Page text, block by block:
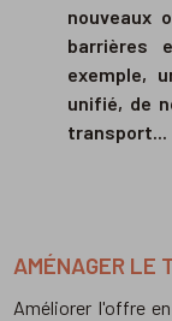
nouveaux
barrières
exemple,
unifié, de
transport...
AMÉNAGER LE
Améliorer l'offre